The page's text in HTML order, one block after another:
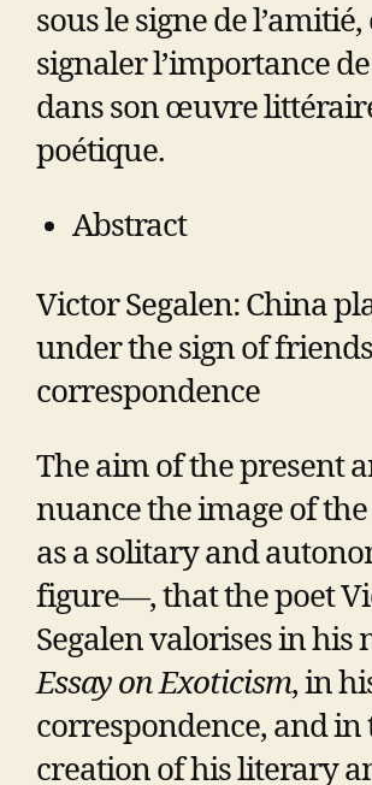
sous le signe de l’amitié,
signaler l’importance
dans son œuvre
poétique.
Abstract
Victor Segalen: China
under the sign of
correspondence
The aim of the present
nuance the image of
as a solitary and
figure—, that the poet
Segalen valorises in his
Essay on Exoticism, in
correspondence, and in
creation of his literary